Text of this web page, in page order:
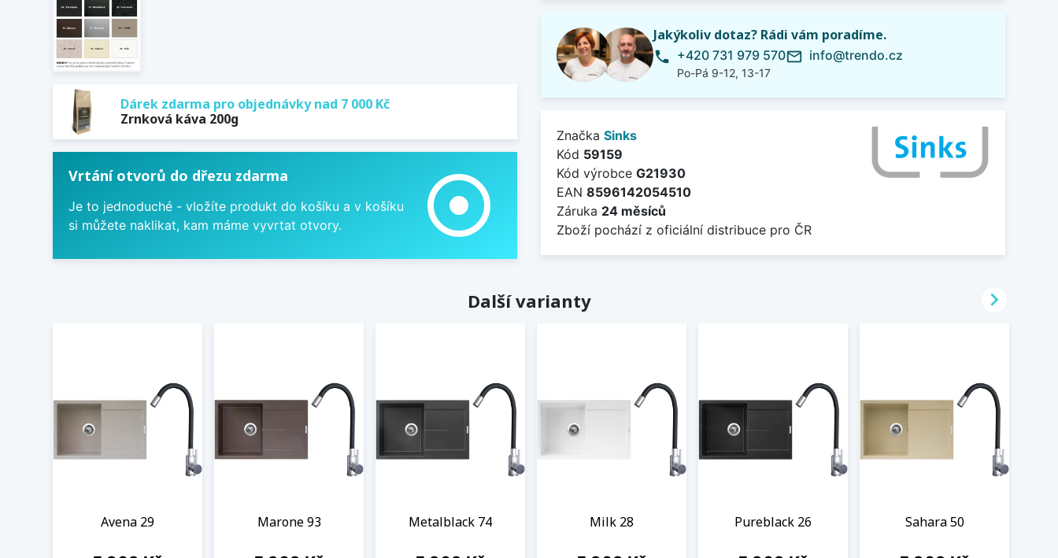
Dárek zdarma pro objednávky nad 7 000 Kč
Zrnková káva 200g
Vrtání otvorů do dřezu zdarma
Je to jednoduché - vložíte produkt do košíku a v košíku
si můžete naklikat, kam máme vyvrtat otvory.
adjust
Jakýkoliv dotaz? Rádi vám poradíme.
phone +420 731 979 570
Po-Pá 9-12, 13-17
mail_outline info@trendo.cz
Značka Sinks
Kód 59159
Kód výrobce G21930
EAN 8596142054510
Záruka 24 měsíců
Zboží pochází z oficiální distribuce pro ČR
Další varianty
Avena 29 Marone 93 Metalblack 74 Milk 28 Pureblack 26 Sahara 50
